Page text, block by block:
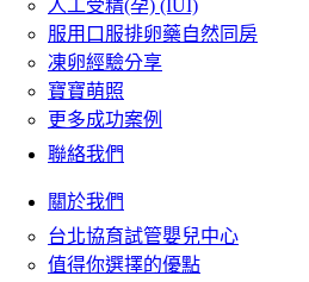
人工受精(孕) (IUI)
服用口服排卵藥自然同房
凍卵經驗分享
寶寶萌照
更多成功案例
聯絡我們
關於我們
台北協育試管嬰兒中心
值得你選擇的優點